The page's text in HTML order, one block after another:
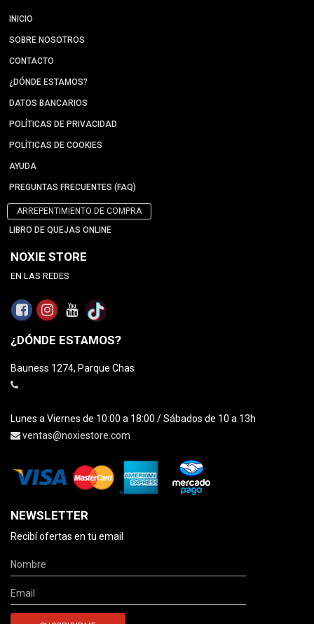
INICIO
SOBRE NOSOTROS
CONTACTO
¿DÓNDE ESTAMOS?
DATOS BANCARIOS
POLÍTICAS DE PRIVACIDAD
POLÍTICAS DE COOKIES
AYUDA
PREGUNTAS FRECUENTES (FAQ)
ARREPENTIMIENTO DE COMPRA
LIBRO DE QUEJAS ONLINE
NOXIE STORE
EN LAS REDES
¿DÓNDE ESTAMOS?
Bauness 1274, Parque Chas
Lunes a Viernes de 10:00 a 18:00 / Sábados de 10 a 13h
ventas@noxiestore.com
NEWSLETTER
Recibí ofertas en tu email